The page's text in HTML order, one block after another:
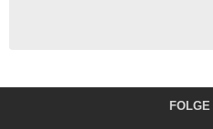
FOLGE